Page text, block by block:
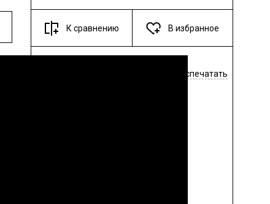
К сравнению В избранное
Распечатать